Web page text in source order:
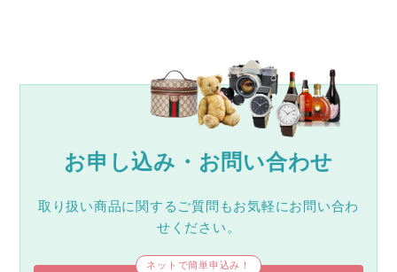
お申し込み・お問い合わせ
取り扱い商品に関するご質問もお気軽にお問い合わ
せください。
ネットで簡単申込み！